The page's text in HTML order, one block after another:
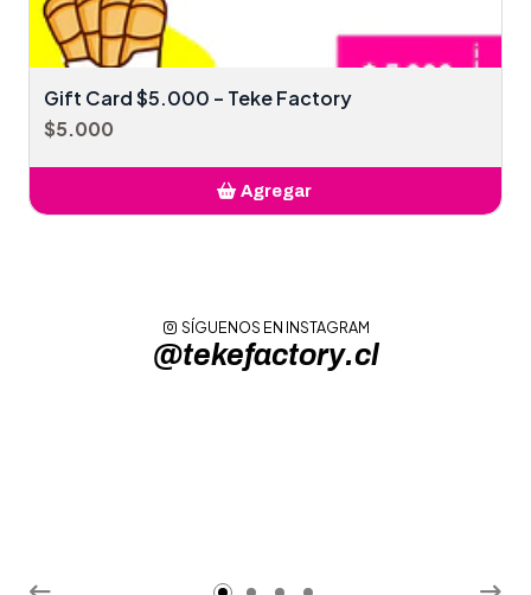
Gift Card $5.000 – Teke Factory
$5.000
Agregar
SÍGUENOS EN INSTAGRAM
@tekefactory.cl